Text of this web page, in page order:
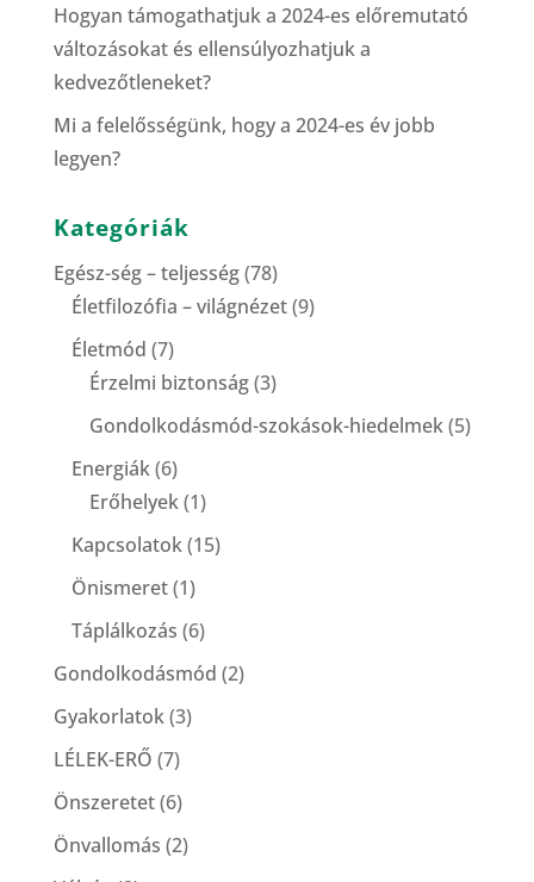
Hogyan támogathatjuk a 2024-es előremutató
változásokat és ellensúlyozhatjuk a
kedvezőtleneket?
Mi a felelősségünk, hogy a 2024-es év jobb
legyen?
Kategóriák
Egész-ség – teljesség(78)
Életfilozófia – világnézet(9)
Életmód (7)
Érzelmi biztonság(3)
Gondolkodásmód-szokások-hiedelmek(5)
Energiák(6)
Erőhelyek(1)
Kapcsolatok(15)
Önismeret(1)
Táplálkozás (6)
Gondolkodásmód (2)
Gyakorlatok(3)
LÉLEK-ERŐ (7)
Önszeretet(6)
Önvallomás (2)